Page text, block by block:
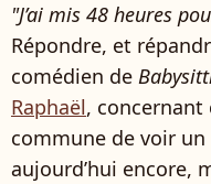
"J’ai mis 48 heures
Répondre, et
comédien de
Raphaël, concernant
commune de voir un
aujourd’hui encore,